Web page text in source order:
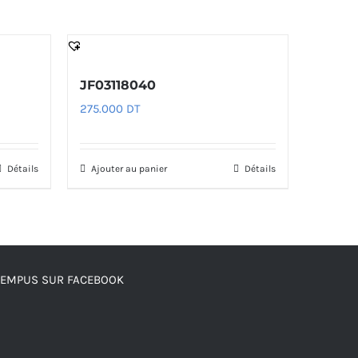
Détails
JF03118040
275.000 DT
Ajouter au panier Détails
SUR FACEBOOK